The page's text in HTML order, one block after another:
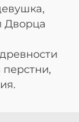
Дворца